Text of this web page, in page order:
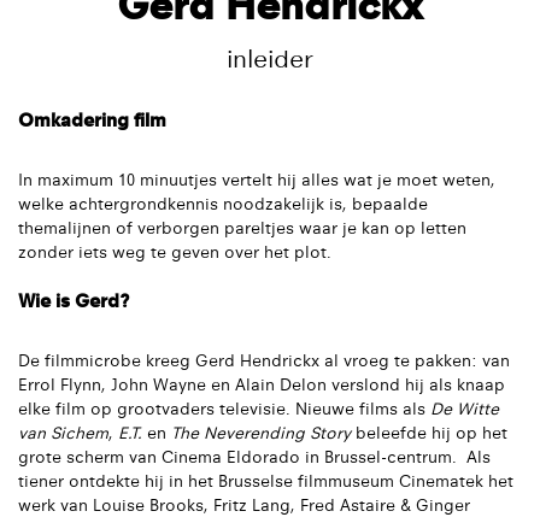
inleider
Omkadering film
In maximum 10 minuutjes vertelt hij alles wat je moet weten,
welke achtergrondkennis noodzakelijk is, bepaalde
themalijnen of verborgen pareltjes waar je kan op letten
zonder iets weg te geven over het plot.
Wie is Gerd?
De filmmicrobe kreeg Gerd Hendrickx al vroeg te pakken: van
Errol Flynn, John Wayne en Alain Delon verslond hij als knaap
elke film op grootvaders televisie. Nieuwe films als De Witte
van Sichem, E.T. en The Neverending Storybeleefde hij op het
grote scherm van Cinema Eldorado in Brussel-centrum. Als
tiener ontdekte hij in het Brusselse filmmuseum Cinematek het
werk van Louise Brooks, Fritz Lang, Fred Astaire & Ginger